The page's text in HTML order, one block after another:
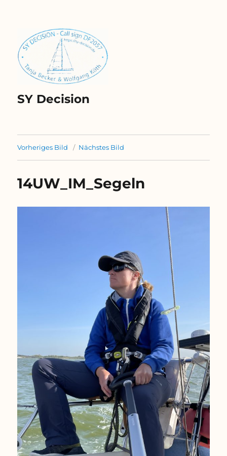
SY Decision
Vorheriges Bild Nächstes Bild
14UW_IM_Segeln